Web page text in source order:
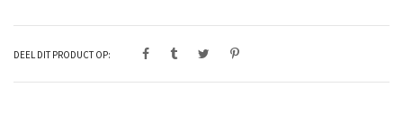
DEEL DIT PRODUCT OP: